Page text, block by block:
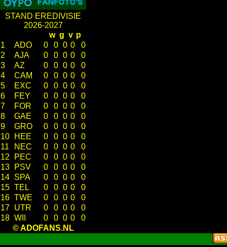
STAND EREDIVISIE
2026-2027
w g v p
1
ADO 0 0 0 0
0
2
AJA 0 0 0 0
0
3
AZ 0 0 0 0
0
4
CAM 0 0 0 0
0
5
EXC 0 0 0 0
0
6
FEY 0 0 0 0
0
7
FOR 0 0 0 0
0
8
GAE 0 0 0 0
0
9
GRO 0 0 0 0
0
10
HEE 0 0 0 0
0
11
NEC 0 0 0 0
0
12
PEC 0 0 0 0
0
13
PSV 0 0 0 0
0
14 SPA 0 0 0 0
0
15 TEL 0 0 0 0
0
16 TWE 0 0 0 0
0
17 UTR 0 0 0 0
0
18 WII 0 0 0 0
0
© ADOFANS.NL